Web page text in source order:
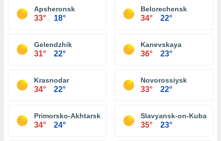
Apsheronsk
33° 18°
Belorechensk
34° 22°
Gelendzhik
31° 22°
Kanevskaya
36° 23°
Krasnodar
34° 22°
Novorossiysk
33° 22°
Primorsko-Akhtarsk
34° 24°
Slavyansk-on-Kuban
35° 23°